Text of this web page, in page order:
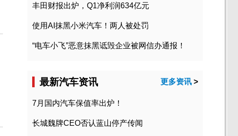
丰田财报出炉，Q1净利润634亿元
使用AI抹黑小米汽车！两人被处罚
“电车小飞”恶意抹黑诋毁企业被网信办通报！
最新汽车资讯 更多资讯 >
7月国内汽车保值率出炉！
长城魏牌CEO否认蓝山停产传闻